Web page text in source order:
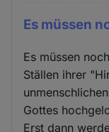
Es müssen
Es müssen
Ställen ihrer
Gottes
Erst dann